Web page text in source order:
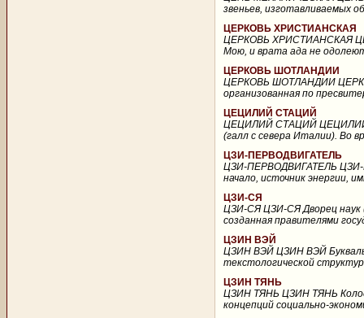
звеньев, изготавливаемых
ЦЕРКОВЬ ХРИСТИАНСКАЯ
ЦЕРКОВЬ ХРИСТИАНСКАЯ
Мою, и врата ада не
ЦЕРКОВЬ ШОТЛАНДИИ
ЦЕРКОВЬ ШОТЛАНДИИ
организованная по
ЦЕЦИЛИЙ СТАЦИЙ
ЦЕЦИЛИЙ СТАЦИЙ ЦЕЦИЛИЙ
(галл с севера Италии). Во
ЦЗИ-ПЕРВОДВИГАТЕЛЬ
ЦЗИ-ПЕРВОДВИГАТЕЛЬ ЦЗИ-
начало, источник энергии,
ЦЗИ-СЯ
ЦЗИ-СЯ ЦЗИ-СЯ Дворец наук
созданная правителями
ЦЗИН ВЭЙ
ЦЗИН ВЭЙ ЦЗИН ВЭЙ
текстологической
ЦЗИН ТЯНЬ
ЦЗИН ТЯНЬ ЦЗИН ТЯНЬ
концепций социально-